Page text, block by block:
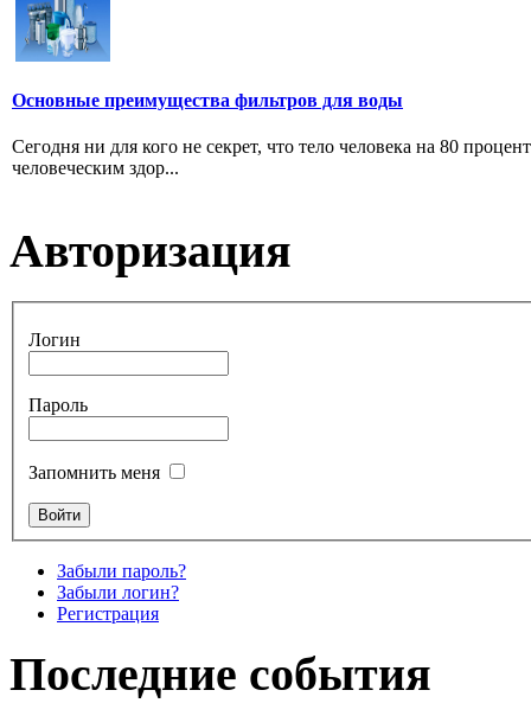
Основные преимущества фильтров для воды
Сегодня ни для кого не секрет, что тело человека на 80
человеческим здор...
Авторизация
Логин
Пароль
Запомнить меня
Забыли пароль?
Забыли логин?
Регистрация
Последние события